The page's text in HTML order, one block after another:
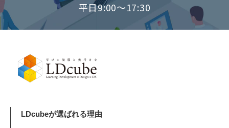
平日9:00～17:30
LDcubeが選ばれる理由